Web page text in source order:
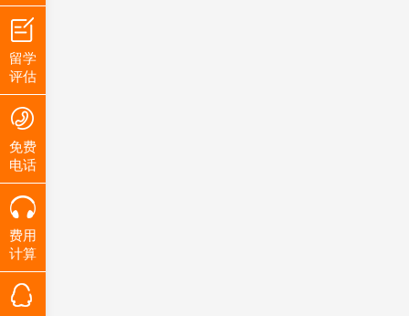
留学
评估
免费
电话
费用
计算